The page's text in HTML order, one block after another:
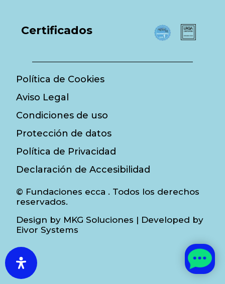
Certificados
Política de Cookies
Aviso Legal
Condiciones de uso
Protección de datos
Política de Privacidad
Declaración de Accesibilidad
© Fundaciones ecca . Todos los derechos
reservados.
Design by MKG Soluciones | Developed by
Eivor Systems